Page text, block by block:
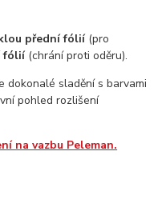
přední fólií (pro
fólií(chrání proti oděru).
dokonalé sladění s barvami
pohled rozlišení
na vazbu Peleman.